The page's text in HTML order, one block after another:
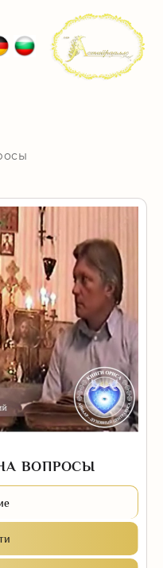
ВОПРОСЫ